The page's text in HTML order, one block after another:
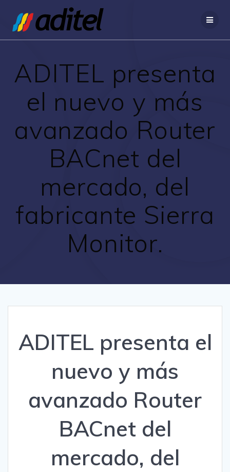
ADITEL presenta
el nuevo y más
avanzado Router
BACnet del
mercado, del
fabricante Sierra
Monitor.
ADITEL presenta el
nuevo y más
avanzado Router
BACnet del
mercado, del